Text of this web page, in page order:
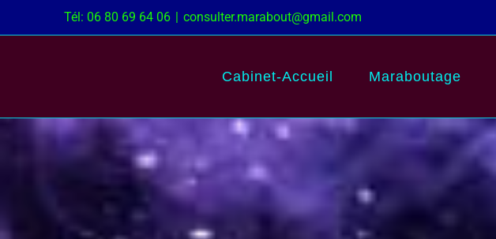
au
Tél: 06 80 69 64 06 | consulter.marabout@gmail.com
Cabinet-Accueil Maraboutage